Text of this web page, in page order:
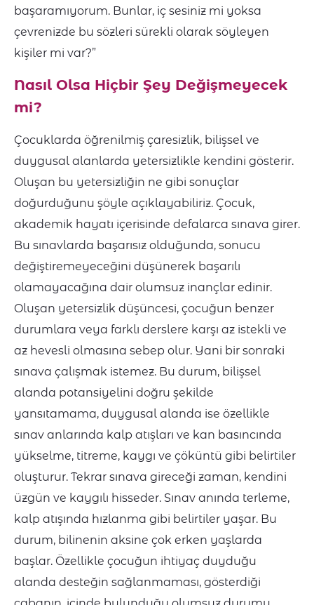
başaramıyorum. Bunlar, iç sesiniz mi yoksa
çevrenizde bu sözleri sürekli olarak söyleyen
kişiler mi var?”
Nasıl Olsa Hiçbir Şey Değişmeyecek
mi?
Çocuklarda öğrenilmiş çaresizlik, bilişsel ve
duygusal alanlarda yetersizlikle kendini gösterir.
Oluşan bu yetersizliğin ne gibi sonuçlar
doğurduğunu şöyle açıklayabiliriz. Çocuk,
akademik hayatı içerisinde defalarca sınava girer.
Bu sınavlarda başarısız olduğunda, sonucu
değiştiremeyeceğini düşünerek başarılı
olamayacağına dair olumsuz inançlar edinir.
Oluşan yetersizlik düşüncesi, çocuğun benzer
durumlara veya farklı derslere karşı az istekli ve
az hevesli olmasına sebep olur. Yani bir sonraki
sınava çalışmak istemez. Bu durum, bilişsel
alanda potansiyelini doğru şekilde
yansıtamama, duygusal alanda ise özellikle
sınav anlarında kalp atışları ve kan basıncında
yükselme, titreme, kaygı ve çöküntü gibi belirtiler
oluşturur. Tekrar sınava gireceği zaman, kendini
üzgün ve kaygılı hisseder. Sınav anında terleme,
kalp atışında hızlanma gibi belirtiler yaşar. Bu
durum, bilinenin aksine çok erken yaşlarda
başlar. Özellikle çocuğun ihtiyaç duyduğu
alanda desteğin sağlanmaması, gösterdiği